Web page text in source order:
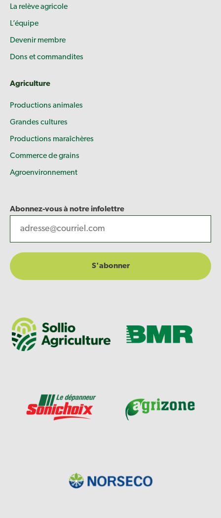
La relève agricole
L’équipe
Devenir membre
Dons et commandites
Agriculture
Productions animales
Grandes cultures
Productions maraîchères
Commerce de grains
Agroenvironnement
Abonnez-vous à notre infolettre